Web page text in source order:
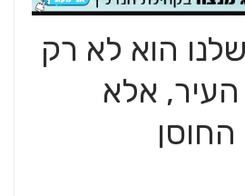
הוא לא רק
אלא